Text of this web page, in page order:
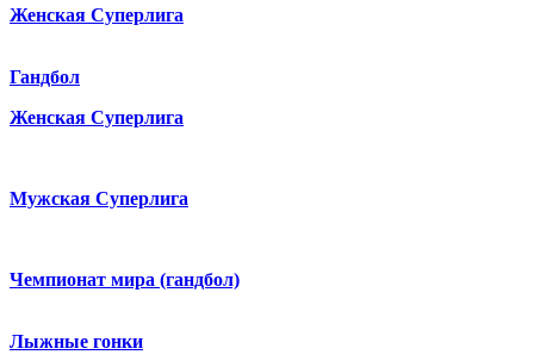
Женская Суперлига
Гандбол
Женская Суперлига
Мужская Суперлига
Чемпионат мира (гандбол)
Лыжные гонки